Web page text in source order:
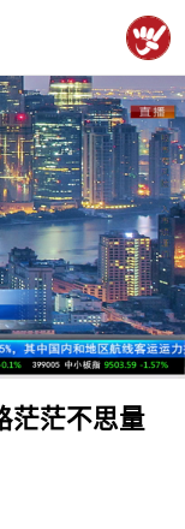
茫茫不思量